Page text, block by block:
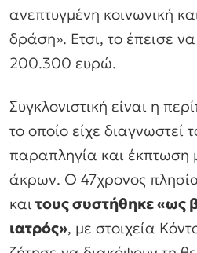
ανεπτυγμένη κοινωνική
δράση». Ετσι, το έπεισε
200.300 ευρώ.
Συγκλονιστική είναι η
το οποίο είχε
παραπληγία και έκπτωση
άκρων. Ο 47χρονος
καιτους συστήθηκε «ως
ιατρός», με στοιχεία